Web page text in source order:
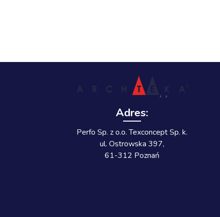
Adres:
Perfo Sp. z o.o. Texconcept Sp. k.
ul. Ostrowska 397,
61-312 Poznań